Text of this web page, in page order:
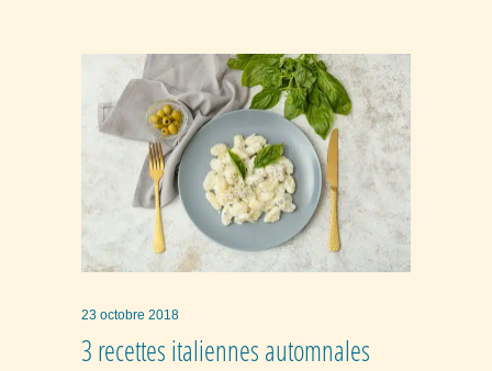
23 octobre 2018
3 recettes italiennes automnales